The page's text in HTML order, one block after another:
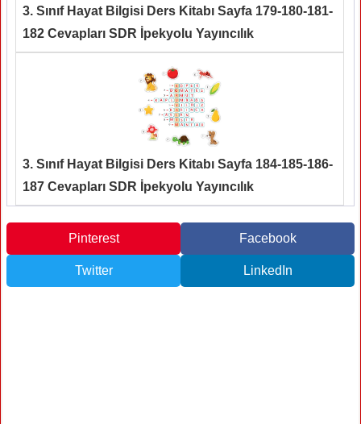
3. Sınıf Hayat Bilgisi Ders Kitabı Sayfa 179-180-181-
182 Cevapları SDR İpekyolu Yayıncılık
3. Sınıf Hayat Bilgisi Ders Kitabı Sayfa 184-185-186-
187 Cevapları SDR İpekyolu Yayıncılık
Pinterest Facebook
Twitter LinkedIn